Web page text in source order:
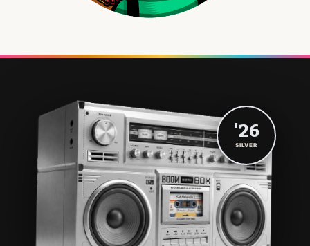
'26
SILVER